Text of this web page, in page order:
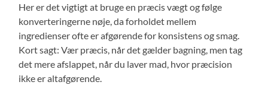
Her er det vigtigt at bruge en præcis vægt og følge
konverteringerne nøje, da forholdet mellem
ingredienser ofte er afgørende for konsistens og smag.
Kort sagt: Vær præcis, når det gælder bagning, men tag
det mere afslappet, når du laver mad, hvor præcision
ikke er altafgørende.